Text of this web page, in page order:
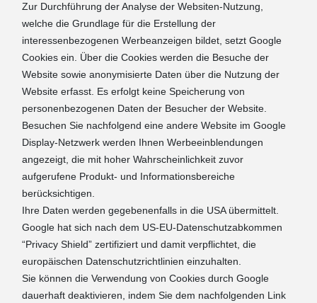
Zur Durchführung der Analyse der Websiten-Nutzung,
welche die Grundlage für die Erstellung der
interessenbezogenen Werbeanzeigen bildet, setzt Google
Cookies ein. Über die Cookies werden die Besuche der
Website sowie anonymisierte Daten über die Nutzung der
Website erfasst. Es erfolgt keine Speicherung von
personenbezogenen Daten der Besucher der Website.
Besuchen Sie nachfolgend eine andere Website im Google
Display-Netzwerk werden Ihnen Werbeeinblendungen
angezeigt, die mit hoher Wahrscheinlichkeit zuvor
aufgerufene Produkt- und Informationsbereiche
berücksichtigen.
Ihre Daten werden gegebenenfalls in die USA übermittelt.
Google hat sich nach dem US-EU-Datenschutzabkommen
“Privacy Shield” zertifiziert und damit verpflichtet, die
europäischen Datenschutzrichtlinien einzuhalten.
Sie können die Verwendung von Cookies durch Google
dauerhaft deaktivieren, indem Sie dem nachfolgenden Link